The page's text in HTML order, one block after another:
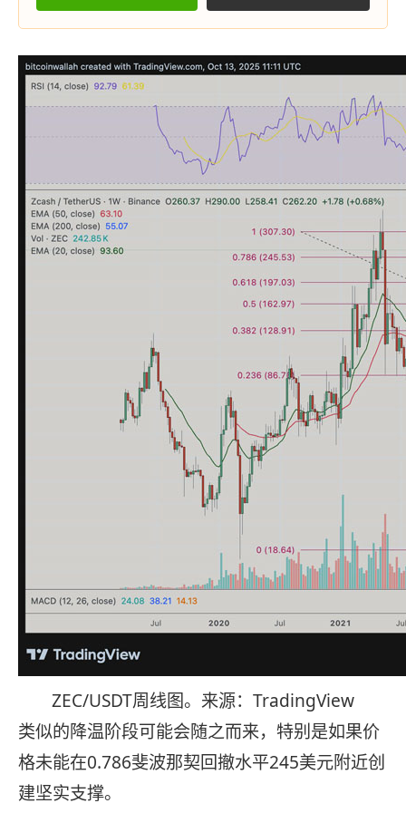
ZEC/USDT周线图。来源：TradingView
类似的降温阶段可能会随之而来，特别是如果价
格未能在0.786斐波那契回撤水平245美元附近创
建坚实支撑。